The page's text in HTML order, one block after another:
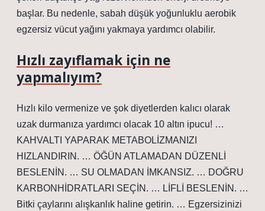
başlar. Bu nedenle, sabah düşük yoğunluklu aerobik
egzersiz vücut yağını yakmaya yardımcı olabilir.
Hızlı zayıflamak için ne
yapmalıyım?
Hızlı kilo vermenize ve şok diyetlerden kalıcı olarak
uzak durmanıza yardımcı olacak 10 altın ipucu! …
KAHVALTI YAPARAK METABOLİZMANIZI
HIZLANDIRIN. … ÖĞÜN ATLAMADAN DÜZENLİ
BESLENİN. … SU OLMADAN İMKANSIZ. … DOĞRU
KARBONHİDRATLARI SEÇİN. … LİFLİ BESLENİN. …
Bitki çaylarını alışkanlık haline getirin. … Egzersizinizi